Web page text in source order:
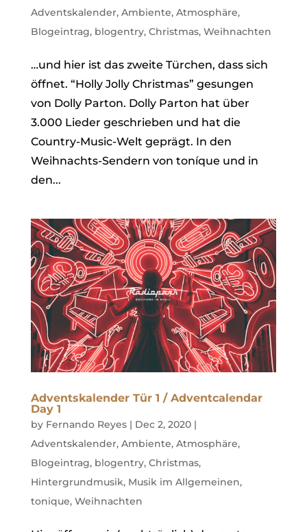
Adventskalender, Ambiente, Atmosphäre,
Blogeintrag, blogentry, Christmas, Weihnachten
…und hier ist das zweite Türchen, dass sich
öffnet. “Holly Jolly Christmas” gesungen
von Dolly Parton. Dolly Parton hat über
3.000 Lieder geschrieben und hat die
Country-Music-Welt geprägt. In den
Weihnachts-Sendern von toníque und in
den...
Adventskalender Tür 1 / Adventcalendar
Day 1
by Fernando Reyes| Dec 2, 2020|
Adventskalender, Ambiente, Atmosphäre,
Blogeintrag, blogentry, Christmas,
Hintergrundmusik, Musik im Allgemeinen,
tonique, Weihnachten